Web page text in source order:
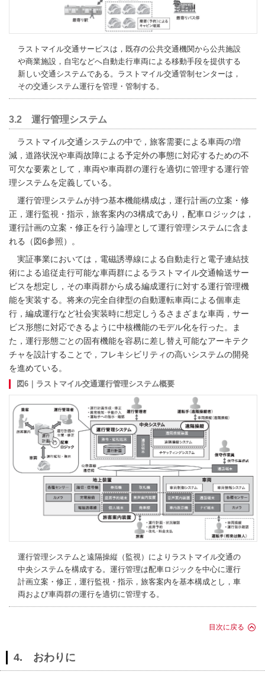
ラストマイル交通サービスは，既存の公共交通機関から公共施設
や商業施設，自宅などへ自動走行車両による移動手段を提供する
新しい交通システムである。ラストマイル交通管制センターは，
その交通システム運行を管理・管制する。
3.2 運行管理システム
ラストマイル交通システムの中で，旅客需要による車両の増
減，道路状況や車両故障による予定外の事態に対応するための不
可欠な要素として，車両や車両群の運行を適切に管理する運行管
理システムを定義している。
運行管理システムが持つ基本機能構成は，運行計画の立案・修
正，運行監視・指示，旅客案内の3構成であり，配車ロジックは，
運行計画の立案・修正を行う論理として運行管理システムに含ま
れる（図6参照）。
実証事業においては，電磁誘導線による自動走行と電子連結技
術による追従走行可能な車両群によるラストマイル交通輸送サー
ビスを想定し，その車両群から成る編成運行に対する運行管理機
能を実装する。将来の完全自律型の自動運転車両による個車走
行，編成運行など社会実装時に想定しうるさまざまな車両，サー
ビス形態に対応できるように中核機能のモデル化を行った。ま
た，運行形態ごとの固有機能を容易に差し替え可能なアーキテク
チャを設計することで，フレキシビリティの高いシステムの開発
を進めている。
図6｜ラストマイル交通運行管理システム概要
運行管理システムと遠隔操縦（監視）によりラストマイル交通の
中央システムを構成する。運行管理は配車ロジックを中心に運行
計画立案・修正，運行監視・指示，旅客案内を基本構成とし，車
両および車両群の運行を適切に管理する。
目次に戻る
4. おわりに